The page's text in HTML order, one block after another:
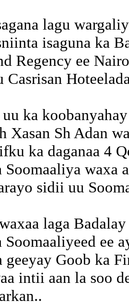
lagu
isaguna ka
Regency ee
Casrisan
ka
Xasan Sh Adan
ka daganaa 4
Soomaaliya waxa
sidii uu
laga
Soomaaliyeed ee
geeyay Goob ka
intii aan la soo